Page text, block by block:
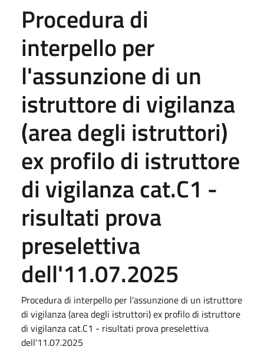
Procedura di
interpello per
l'assunzione di un
istruttore di vigilanza
(area degli istruttori)
ex profilo di istruttore
di vigilanza cat.C1 -
risultati prova
preselettiva
dell'11.07.2025
Procedura di interpello per l'assunzione di un istruttore
di vigilanza (area degli istruttori) ex profilo di istruttore
di vigilanza cat.C1 - risultati prova preselettiva
dell'11.07.2025